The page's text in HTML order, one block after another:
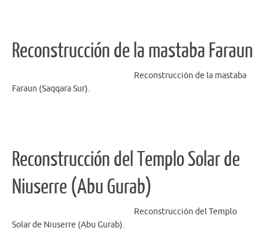
Reconstrucción de la mastaba Faraun
Reconstrucción de la mastaba
Faraun (Saqqara Sur).
Reconstrucción del Templo Solar de
Niuserre (Abu Gurab)
Reconstrucción del Templo
Solar de Niuserre (Abu Gurab).